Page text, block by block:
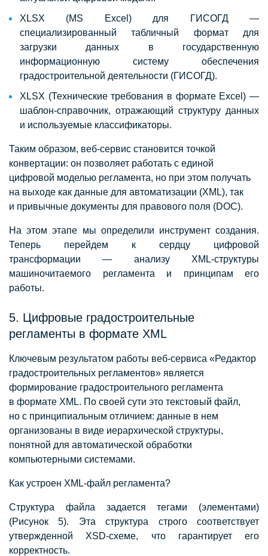
XLSX (MS Excel) для ГИСОГД —
специализированный табличный формат для
загрузки данных в государственную
информационную систему обеспечения
градостроительной деятельности (ГИСОГД).
XLSX (Технические требования в формате Excel) —
шаблон-справочник, отражающий структуру данных
и используемые классификаторы.
Таким образом, веб-сервис становится точкой
конвертации: он позволяет работать с единой
цифровой моделью регламента, но при этом получать
на выходе как данные для автоматизации (XML), так
и привычные документы для правового поля (DOC).
На этом этапе мы определили инструмент создания.
Теперь перейдем к сердцу цифровой
трансформации — анализу XML-структуры
машиночитаемого регламента и принципам его
работы.
5. Цифровые градостроительные
регламенты в формате XML
Ключевым результатом работы веб-сервиса «Редактор
градостроительных регламентов» является
формирование градостроительного регламента
в формате XML. По своей сути это текстовый файл,
но с принципиальным отличием: данные в нем
организованы в виде иерархической структуры,
понятной для автоматической обработки
компьютерными системами.
Как устроен XML-файл регламента?
Структура файла задается тегами (элементами)
(Рисунок 5). Эта структура строго соответствует
утвержденной XSD-схеме, что гарантирует его
корректность.